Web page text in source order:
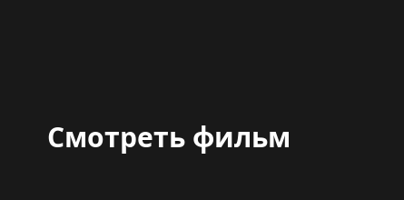
Смотреть фильм